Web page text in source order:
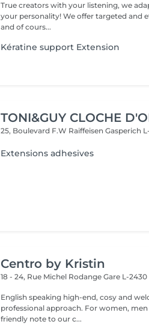
True creators with your listening, we
your personality! We offer targeted and
and of cours...
Kératine support Extension
TONI&GUY CLOCHE
25, Boulevard F.W RaiffeisenGasperich
Extensions adhesives
Centro by Kristin
18 - 24, Rue Michel RodangeGare L-2430
English speaking high-end, cosy and
professional approach. For women, men
friendly note to our c...